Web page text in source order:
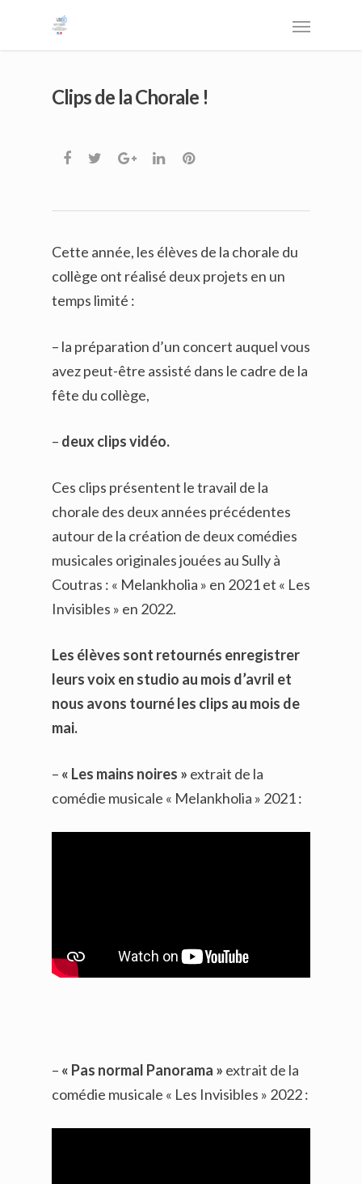
Clips de la Chorale !
Cette année, les élèves de la chorale du
collège ont réalisé deux projets en un
temps limité :
– la préparation d’un concert auquel vous
avez peut-être assisté dans le cadre de la
fête du collège,
– deux clips vidéo.
Ces clips présentent le travail de la
chorale des deux années précédentes
autour de la création de deux comédies
musicales originales jouées au Sully à
Coutras : « Melankholia » en 2021 et « Les
Invisibles » en 2022.
Les élèves sont retournés enregistrer
leurs voix en studio au mois d’avril et
nous avons tourné les clips au mois de
mai.
– « Les mains noires » extrait de la
comédie musicale « Melankholia » 2021 :
– « Pas normal Panorama » extrait de la
comédie musicale « Les Invisibles » 2022 :